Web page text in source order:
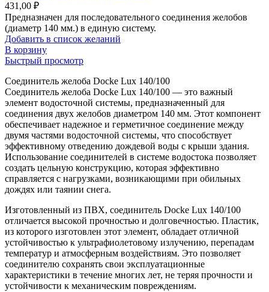
431,00 ₽
Предназначен для последовательного соединения желобов
(диаметр 140 мм.) в единую систему.
Добавить в список желаний
В корзину
Быстрый просмотр
Соединитель желоба Docke Lux 140/100
Соединитель желоба Docke Lux 140/100 — это важный
элемент водосточной системы, предназначенный для
соединения двух желобов диаметром 140 мм. Этот компонент
обеспечивает надежное и герметичное соединение между
двумя частями водосточной системы, что способствует
эффективному отведению дождевой воды с крыши здания.
Использование соединителей в системе водостока позволяет
создать цельную конструкцию, которая эффективно
справляется с нагрузками, возникающими при обильных
дождях или таянии снега.
Изготовленный из ПВХ, соединитель Docke Lux 140/100
отличается высокой прочностью и долговечностью. Пластик,
из которого изготовлен этот элемент, обладает отличной
устойчивостью к ультрафиолетовому излучению, перепадам
температур и атмосферным воздействиям. Это позволяет
соединителю сохранять свои эксплуатационные
характеристики в течение многих лет, не теряя прочности и
устойчивости к механическим повреждениям.